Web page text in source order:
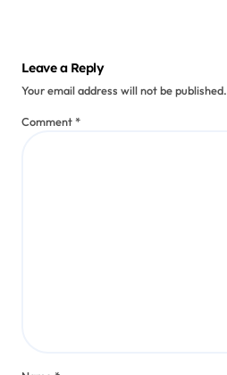
Leave a Reply
Your email address will not be published.
Comment*